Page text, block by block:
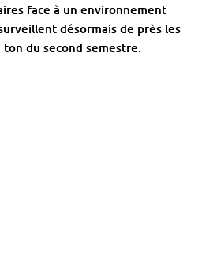
face à un environnement
désormais de près les
du second semestre.